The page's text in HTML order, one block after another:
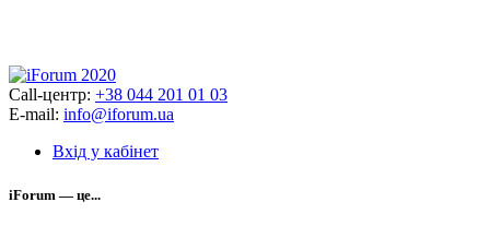
Call-центр: +38 044 201 01 03
E-mail: info@iforum.ua
Вхід у кабінет
iForum — це...